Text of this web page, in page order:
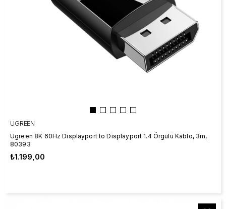
UGREEN
Ugreen 8K 60Hz Displayport to Displayport 1.4 Örgülü Kablo, 3m,
80393
₺1.199,00